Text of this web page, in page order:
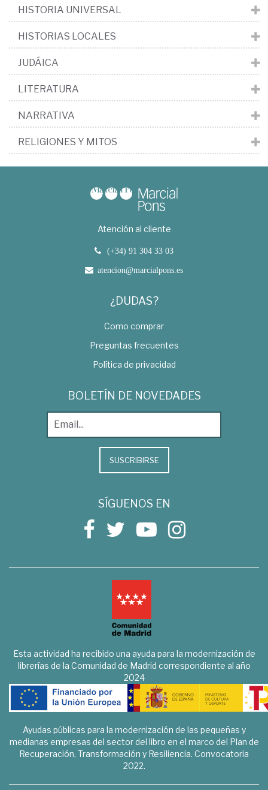
HISTORIA UNIVERSAL
HISTORIAS LOCALES
JUDÁICA
LITERATURA
NARRATIVA
RELIGIONES Y MITOS
Atención al cliente
(+34) 91 304 33 03
atencion@marcialpons.es
¿DUDAS?
Como comprar
Preguntas frecuentes
Política de privacidad
BOLETÍN DE NOVEDADES
SUSCRIBIRSE
SÍGUENOS EN
Esta actividad ha recibido una ayuda para la modernización de
librerías de la Comunidad de Madrid correspondiente al año
2024
Ayudas públicas para la modernización de las pequeñas y
medianas empresas del sector del libro en el marco del Plan de
Recuperación, Transformación y Resiliencia. Convocatoria
2022.